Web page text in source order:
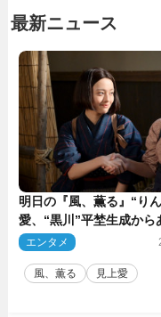
最新ニュース
明日の『風、薫る』“り
愛、“黒川”平埜生成から
ける
エンタメ
風、薫る 見上愛